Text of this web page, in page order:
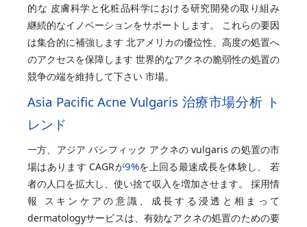
的な 皮膚科学と化粧品科学における研究開発の取り組み
継続的なイノベーションをサポートします。 これらの要因
は集合的に補強します 北アメリカの優位性、高度の処置へ
のアクセスを保障します 世界的なアクネの脆弱性の処置の
競争の端を維持して下さい 市場。
Asia Pacific Acne Vulgaris 治療市場分析 ト
レンド
一方、アジア パシフィック アクネの vulgaris の処置の市
場はあります CAGRが9%を上回る最速成長を体験し、 若
者の人口を拡大し、使い捨て収入を増加させます。 採用情
報 スキンケアの意識、成長する浸透と相まって
dermatologyサービスは、有効なアクネの処置のための要